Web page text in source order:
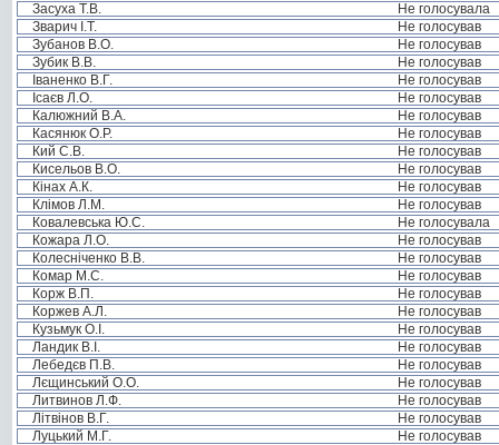
Засуха Т.В.
Не голосувала
Зварич І.Т.
Не голосував
Зубанов В.О.
Не голосував
Зубик В.В.
Не голосував
Іваненко В.Г.
Не голосував
Ісаєв Л.О.
Не голосував
Калюжний В.А.
Не голосував
Касянюк О.Р.
Не голосував
Кий С.В.
Не голосував
Кисельов В.О.
Не голосував
Кінах А.К.
Не голосував
Клімов Л.М.
Не голосував
Ковалевська Ю.С.
Не голосувала
Кожара Л.О.
Не голосував
Колесніченко В.В.
Не голосував
Комар М.С.
Не голосував
Корж В.П.
Не голосував
Коржев А.Л.
Не голосував
Кузьмук О.І.
Не голосував
Ландик В.І.
Не голосував
Лебедєв П.В.
Не голосував
Лєщинський О.О.
Не голосував
Литвинов Л.Ф.
Не голосував
Літвінов В.Г.
Не голосував
Луцький М.Г.
Не голосував